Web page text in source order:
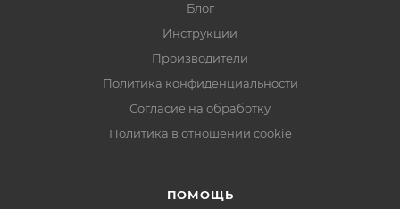
Блог
Инструкции
Производители
Политика конфиденциальности
Согласие на обработку
Политика в отношении cookie
ПОМОЩЬ